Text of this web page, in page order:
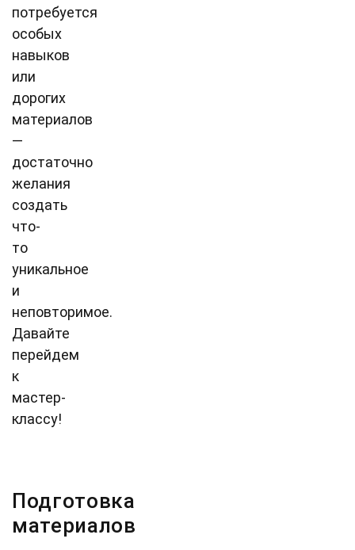
потребуется
особых
навыков
или
дорогих
материалов
—
достаточно
желания
создать
что-
то
уникальное
и
неповторимое.
Давайте
перейдем
к
мастер-
классу!
Подготовка
материалов